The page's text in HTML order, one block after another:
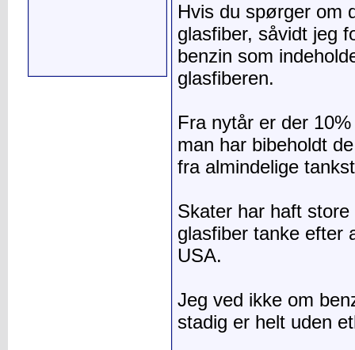
Hvis du spørger om
glasfiber, såvidt jeg
benzin som
glasfiberen.
Fra nytår er der
man har bibeholdt
fra almindelige
Skater har haft
glasfiber tanke efter
USA.
Jeg ved ikke om
stadig er helt uden